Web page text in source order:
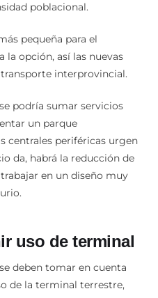
poblacional.
pequeña para el
opción, así las nuevas
interprovincial.
podría sumar servicios
un parque
centrales periféricas urgen
da, habrá la reducción de
en un diseño muy
uso de terminal
deben tomar en cuenta
de la terminal terrestre,